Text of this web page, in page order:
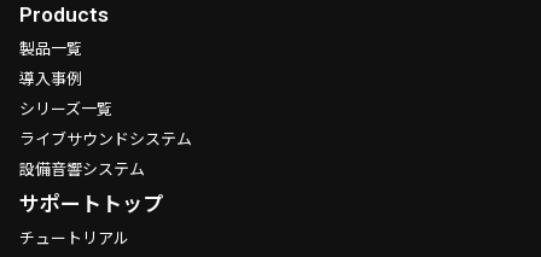
Products
製品一覧
導入事例
シリーズ一覧
ライブサウンドシステム
設備音響システム
サポートトップ
チュートリアル